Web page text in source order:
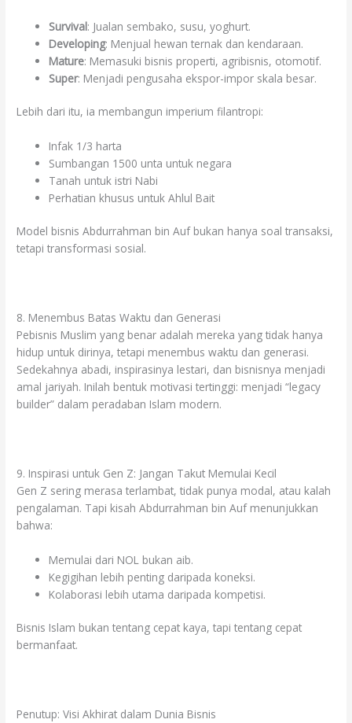
Survival: Jualan sembako, susu, yoghurt.
Developing: Menjual hewan ternak dan kendaraan.
Mature: Memasuki bisnis properti, agribisnis, otomotif.
Super: Menjadi pengusaha ekspor-impor skala besar.
Lebih dari itu, ia membangun imperium filantropi:
Infak 1/3 harta
Sumbangan 1500 unta untuk negara
Tanah untuk istri Nabi
Perhatian khusus untuk Ahlul Bait
Model bisnis Abdurrahman bin Auf bukan hanya soal transaksi,
tetapi transformasi sosial.
8. Menembus Batas Waktu dan Generasi
Pebisnis Muslim yang benar adalah mereka yang tidak hanya
hidup untuk dirinya, tetapi menembus waktu dan generasi.
Sedekahnya abadi, inspirasinya lestari, dan bisnisnya menjadi
amal jariyah. Inilah bentuk motivasi tertinggi: menjadi “legacy
builder” dalam peradaban Islam modern.
9. Inspirasi untuk Gen Z: Jangan Takut Memulai Kecil
Gen Z sering merasa terlambat, tidak punya modal, atau kalah
pengalaman. Tapi kisah Abdurrahman bin Auf menunjukkan
bahwa:
Memulai dari NOL bukan aib.
Kegigihan lebih penting daripada koneksi.
Kolaborasi lebih utama daripada kompetisi.
Bisnis Islam bukan tentang cepat kaya, tapi tentang cepat
bermanfaat.
Penutup: Visi Akhirat dalam Dunia Bisnis